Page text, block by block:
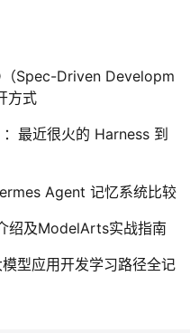
Spec-Driven Developm
方式
最近很火的 Harness 到
Agent 记忆系统比较
绍及ModelArts实战指南
型应用开发学习路径全记